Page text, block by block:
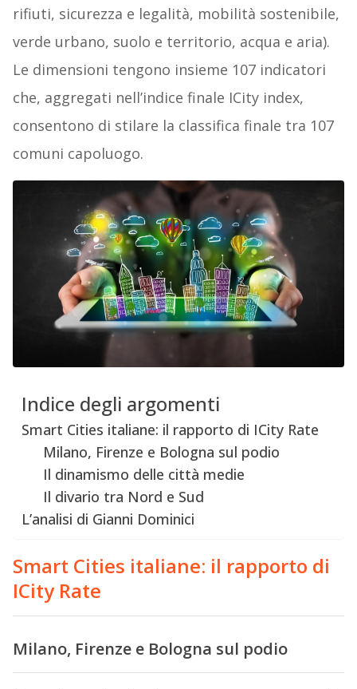
rifiuti, sicurezza e legalità, mobilità sostenibile,
verde urbano, suolo e territorio, acqua e aria).
Le dimensioni tengono insieme 107 indicatori
che, aggregati nell’indice finale ICity index,
consentono di stilare la classifica finale tra 107
comuni capoluogo.
Indice degli argomenti
Smart Cities italiane: il rapporto di ICity Rate
Milano, Firenze e Bologna sul podio
Il dinamismo delle città medie
Il divario tra Nord e Sud
L’analisi di Gianni Dominici
Smart Cities italiane: il rapporto di
ICity Rate
Milano, Firenze e Bologna sul podio